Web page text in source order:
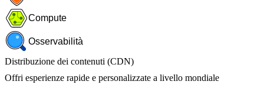
Compute
Osservabilità
Distribuzione dei contenuti (CDN)
Offri esperienze rapide e personalizzate a livello mondiale